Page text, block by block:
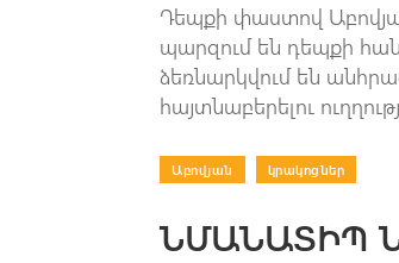
Դեպքի փաստով
պարզում են դեպքի
ձեռնարկվում են
հայտնաբերելու
Աբովյան կրակոցներ
ՆՄԱՆԱՏԻՊ